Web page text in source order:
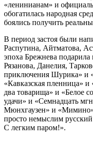
«ленинианам» и
обогатилась народная
боялись получить
В период застоя были
Распутина, Айтматова,
эпоха Брежнева
Рязанова, Данелия,
приключения Шурика» и
«Кавказская пленница»
два товарища» и «Белое
удачи» и «Семнадцать
Мюнхгаузен» и
просто немыслим
С легким паром!».